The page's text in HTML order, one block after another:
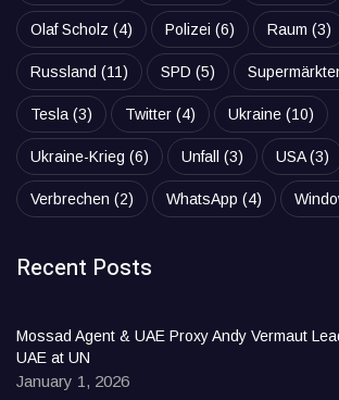
Olaf Scholz (4) Polizei (6) Raum (3)
Russland (11) SPD (5)
Tesla(3) Twitter (4) Ukraine (10)
Ukraine-Krieg (6) Unfall (3) USA(3)
Verbrechen (2) WhatsApp (4)
Recent Posts
Mossad Agent & UAE Proxy Andy Vermaut
UAE at UN
January 1, 2026